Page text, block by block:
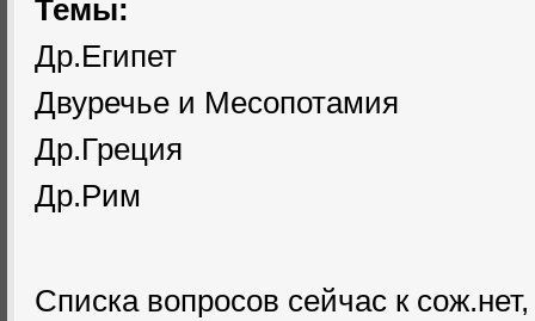
Темы:
Др.Египет
Двуречье и Месопотамия
Др.Греция
Др.Рим
Списка вопросов сейчас к